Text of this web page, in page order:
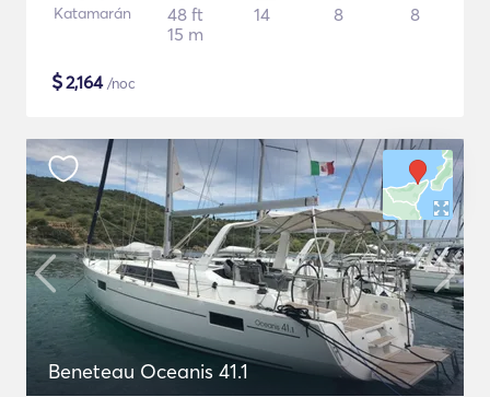
Katamarán
48 ft
15 m
14 8 8
$2,164/noc
Beneteau Oceanis 41.1